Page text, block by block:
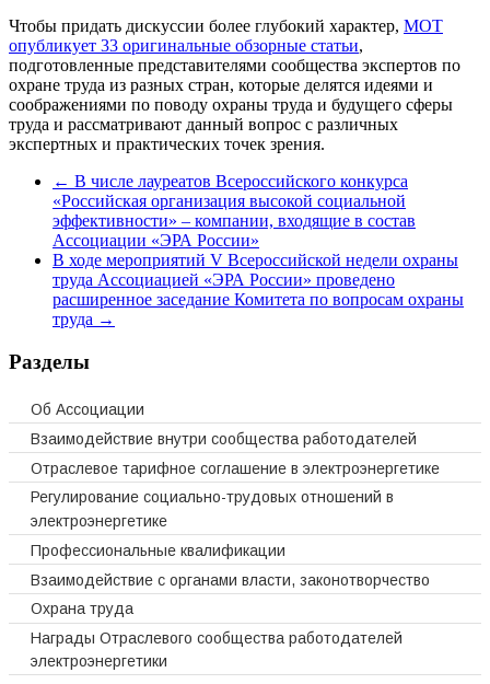
Чтобы придать дискуссии более глубокий характер, МОТ
опубликует 33 оригинальные обзорные статьи,
подготовленные представителями сообщества экспертов по
охране труда из разных стран, которые делятся идеями и
соображениями по поводу охраны труда и будущего сферы
труда и рассматривают данный вопрос с различных
экспертных и практических точек зрения.
← В числе лауреатов Всероссийского конкурса
«Российская организация высокой социальной
эффективности» – компании, входящие в состав
Ассоциации «ЭРА России»
В ходе мероприятий V Всероссийской недели охраны
труда Ассоциацией «ЭРА России» проведено
расширенное заседание Комитета по вопросам охраны
труда →
Разделы
Об Ассоциации
Взаимодействие внутри сообщества работодателей
Отраслевое тарифное соглашение в электроэнергетике
Регулирование социально-трудовых отношений в
электроэнергетике
Профессиональные квалификации
Взаимодействие с органами власти, законотворчество
Охрана труда
Награды Отраслевого сообщества работодателей
электроэнергетики